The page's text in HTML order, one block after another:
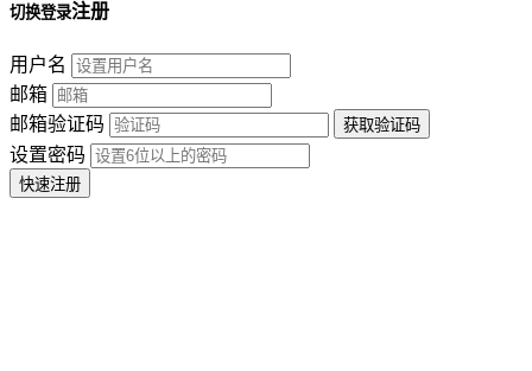
切换登录注册
用户名
邮箱
邮箱验证码
设置密码